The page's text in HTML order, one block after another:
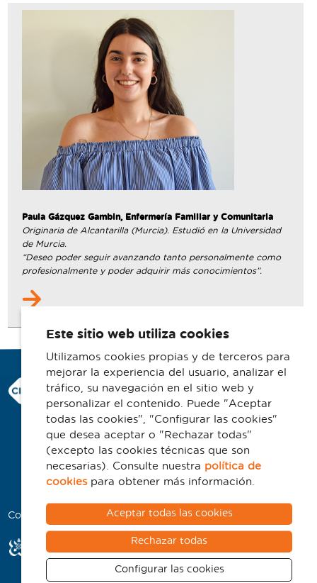
Paula Gázquez Gambin, Enfermería Familiar y Comunitaria
Originaria de Alcantarilla (Murcia). Estudió en la Universidad
de Murcia.
“Deseo poder seguir avanzando tanto personalmente como
profesionalmente y poder adquirir más conocimientos”.
Consorci Hospitalari de Vic
Carrer Francesc Pla 'El Vigatà', 1
08500 Vic
Telefono 93 702 77 16
Contacto
Aviso legal
Política de cookies
Colaboradores
Este sitio web utiliza cookies
Utilizamos cookies propias y de terceros para
mejorar la experiencia del usuario, analizar el
tráfico, su navegación en el sitio web y
personalizar el contenido. Puede "Aceptar
todas las cookies", "Configurar las cookies"
que desea aceptar o "Rechazar todas"
(excepto las cookies técnicas que son
necesarias). Consulte nuestra política de
cookiespara obtener más información.
Aceptar todas las cookies
Rechazar todas
Configurar las cookies